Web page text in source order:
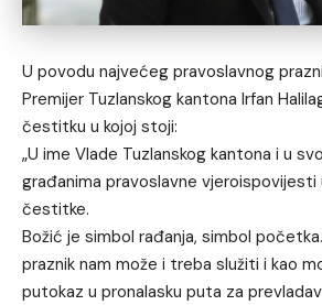
U povodu najvećeg pravoslavnog
Premijer Tuzlanskog kantona Irfan
čestitku u kojoj stoji:
„U ime Vlade Tuzlanskog kantona i u
građanima pravoslavne vjeroispovijesti
čestitke.
Božić je simbol rađanja, simbol
praznik nam može i treba služiti i kao
putokaz u pronalasku puta za